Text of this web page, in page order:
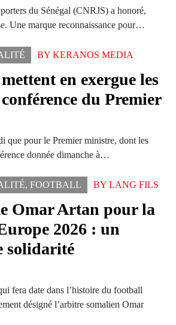
du Sénégal (CNRJS) a honoré,
Une marque reconnaissance pour…
BYKERANOS MEDIA
en exergue les
du Premier
que pour le Premier ministre, dont les
donnée dimanche à…
,FOOTBALL BYLANG FILS
Omar Artan pour la
2026 : un
solidarité
fera date dans l’histoire du football
désigné l’arbitre somalien Omar